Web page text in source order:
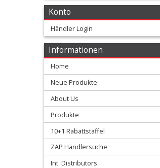
Shim
Ventilfedern
Vergaser/Einspritzteile
Vertex
Kolben
Konto
Händler Login
Informationen
Home
Neue Produkte
About Us
Produkte
10+1 Rabattstaffel
ZAP Händlersuche
Int. Distributors